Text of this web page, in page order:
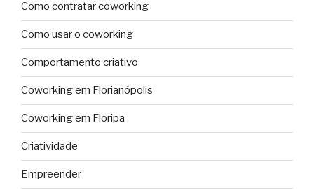
Como contratar coworking
Como usar o coworking
Comportamento criativo
Coworking em Florianópolis
Coworking em Floripa
Criatividade
Empreender